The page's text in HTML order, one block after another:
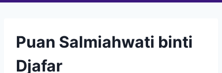
Puan Salmiahwati binti
Djafar